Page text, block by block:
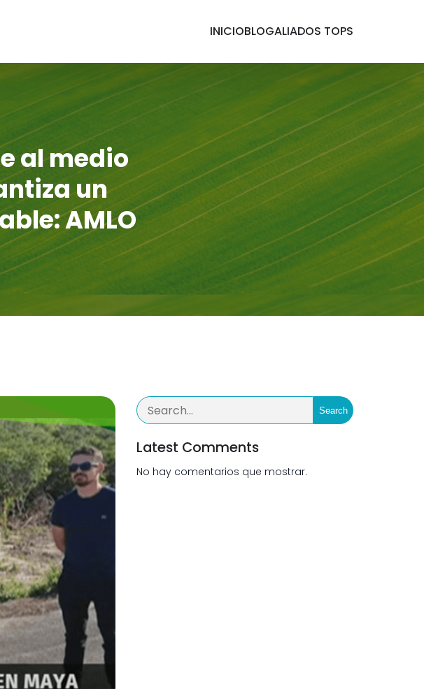
INICIOBLOGALIADOS TOPS
al medio
un
AMLO
Search
Latest Comments
No hay comentarios que mostrar.